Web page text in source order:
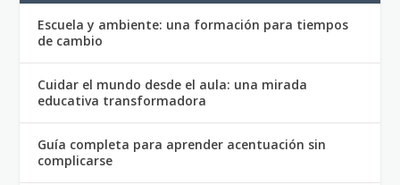
Escuela y ambiente: una formación para tiempos
de cambio
Cuidar el mundo desde el aula: una mirada
educativa transformadora
Guía completa para aprender acentuación sin
complicarse